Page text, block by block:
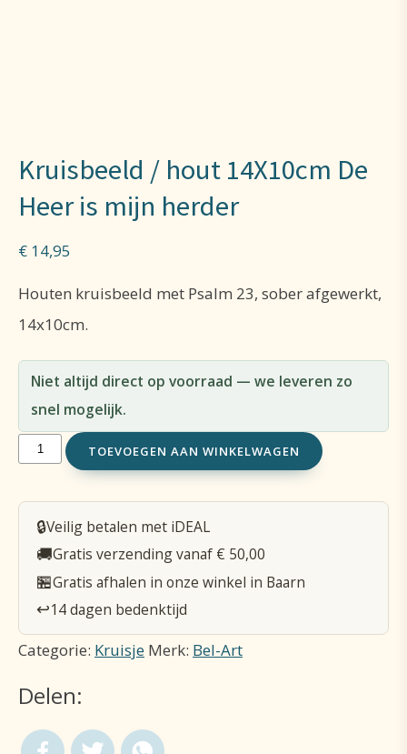
Kruisbeeld / hout 14X10cm De
Heer is mijn herder
€ 14,95
Houten kruisbeeld met Psalm 23, sober afgewerkt,
14x10cm.
Niet altijd direct op voorraad — we leveren zo
snel mogelijk.
Kruisbeeld
hout
14X10cm
Heer
is
mijn
herder
aantal
TOEVOEGEN AAN WINKELWAGEN
🔒Veilig betalen met iDEAL
🚚Gratis verzending vanaf € 50,00
🏪Gratis afhalen in onze winkel in Baarn
↩️14 dagen bedenktijd
Categorie: Kruisje Merk: Bel-Art
Delen: